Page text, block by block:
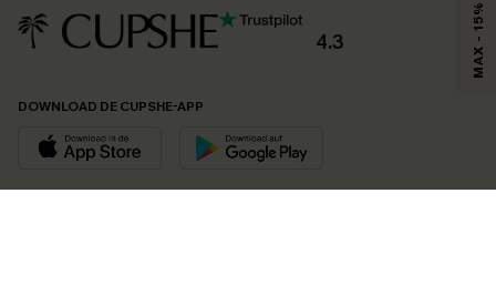
4.3
DOWNLOAD DE CUPSHE-APP
MAX - 15%